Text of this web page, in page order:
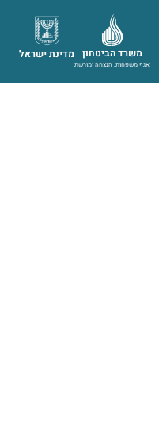
מדינת ישראל משרד הביטחון
אגף משפחות, הנצחה ומורשת